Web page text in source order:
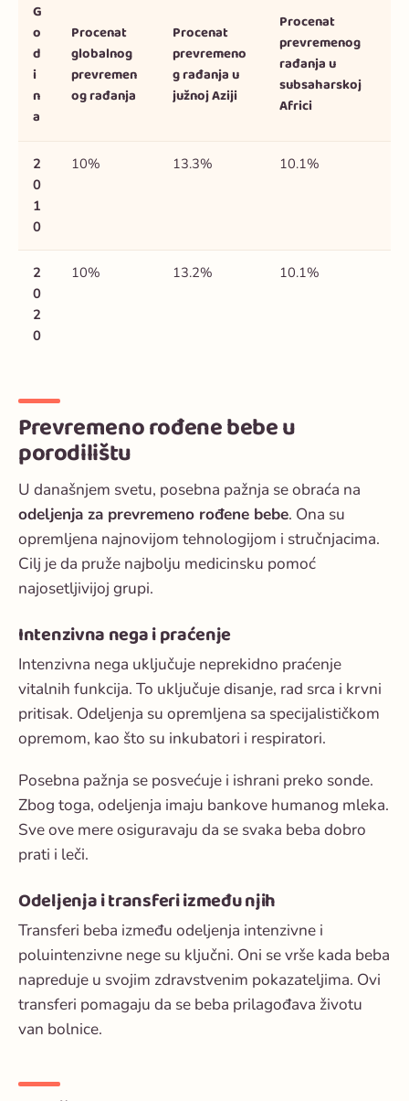
G
o
d
i
n
a
Procenat
globalnog
prevremen
og rađanja
Procenat
prevremeno
g rađanja u
južnoj Aziji
Procenat
prevremenog
rađanja u
subsaharskoj
Africi
2
0
1
0
10% 13.3% 10.1%
2
0
2
0
10% 13.2% 10.1%
Prevremeno rođene bebe u
porodilištu
U današnjem svetu, posebna pažnja se obraća na
odeljenja za prevremeno rođene bebe. Ona su
opremljena najnovijom tehnologijom i stručnjacima.
Cilj je da pruže najbolju medicinsku pomoć
najosetljivijoj grupi.
Intenzivna nega i praćenje
Intenzivna nega uključuje neprekidno praćenje
vitalnih funkcija. To uključuje disanje, rad srca i krvni
pritisak. Odeljenja su opremljena sa specijalističkom
opremom, kao što su inkubatori i respiratori.
Posebna pažnja se posvećuje i ishrani preko sonde.
Zbog toga, odeljenja imaju bankove humanog mleka.
Sve ove mere osiguravaju da se svaka beba dobro
prati i leči.
Odeljenja i transferi između njih
Transferi beba između odeljenja intenzivne i
poluintenzivne nege su ključni. Oni se vrše kada beba
napreduje u svojim zdravstvenim pokazateljima. Ovi
transferi pomagaju da se beba prilagođava životu
van bolnice.